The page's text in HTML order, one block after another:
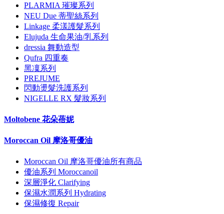
PLARMIA 璀璨系列
NEU Due 蒂聖絲系列
Linkage 柔漾護髮系列
Elujuda 生命果油/乳系列
dressia 舞動造型
Qufra 四重奏
黑凜系列
PREJUME
閃動燙髮洗護系列
NIGELLE RX 髮妝系列
Moltobene 花朵蓓妮
Moroccan Oil 摩洛哥優油
Moroccan Oil 摩洛哥優油所有商品
優油系列 Moroccanoil
深層淨化 Clarifying
保濕水潤系列 Hydrating
保濕修復 Repair